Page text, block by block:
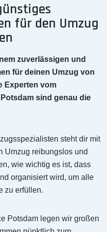
für den Umzug
zuverlässigen und
für deinen Umzug von
Experten vom
sind genau die
steht dir mit
Umzug reibungslos und
wie wichtig es ist, dass
organisiert wird, um alle
zu erfüllen.
Potsdam legen wir großen